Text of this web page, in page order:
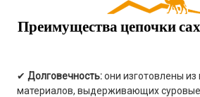
Преимущества цепочки
✔Долговечность:они изготовлены
материалов, выдерживающих